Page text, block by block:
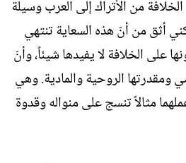
من الأتراك إلى العرب وسيلة
أثق من أنّ هذه السعاية تنتهي
على الخلافة لا يفيدها شيئاً، وأنّ
ومقدرتها الروحية والمادية. وهي
مثالاً تنسج على منواله وقدوة